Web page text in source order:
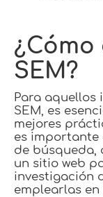
¿Cómo
SEM?
Para aquellos
SEM, es
mejores
es importante
de búsqueda,
un sitio web
investigación
emplearlas